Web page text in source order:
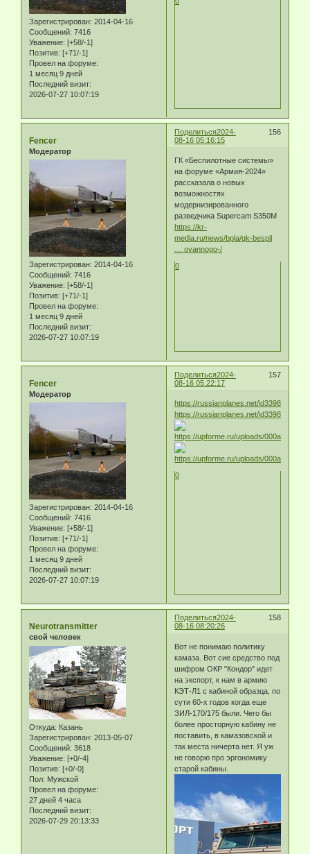
Зарегистрирован: 2014-04-16
Сообщений: 7416
Уважение: [+58/-1]
Позитив: [+71/-1]
Провел на форуме:
1 месяц 9 дней
Последний визит:
2026-07-27 10:07:19
Поделиться 156
2024-
08-16 05:16:15
Fencer
Модератор
Зарегистрирован: 2014-04-16
Сообщений: 7416
Уважение: [+58/-1]
Позитив: [+71/-1]
Провел на форуме:
1 месяц 9 дней
Последний визит:
2026-07-27 10:07:19
ГК «Беспилотные системы»
на форуме «Армия-2024»
рассказала о новых
возможностях
модернизированного
разведчика Supercam S350M
https://kr-
media.ru/news/bpla/gk-bespil
… ovannogo-/
0
Поделиться 157
2024-
08-16 05:22:17
Fencer
Модератор
Зарегистрирован: 2014-04-16
Сообщений: 7416
Уважение: [+58/-1]
Позитив: [+71/-1]
Провел на форуме:
1 месяц 9 дней
Последний визит:
2026-07-27 10:07:19
https://russianplanes.net/id339817
https://russianplanes.net/id339818
0
Поделиться 158
2024-
08-16 08:20:26
Neurotransmitter
свой человек
Откуда: Казань
Зарегистрирован: 2013-05-07
Сообщений: 3618
Уважение: [+0/-4]
Позитив: [+0/-0]
Пол: Мужской
Провел на форуме:
27 дней 4 часа
Последний визит:
2026-07-29 20:13:33
Вот не понимаю политику
камаза. Вот сие средство под
шифром ОКР "Кондор" идет
на экспорт, к нам в армию
КЭТ-Л1 с кабиной образца, по
сути 60-х годов когда еще
ЗИЛ-170/175 были. Чего бы
более просторную кабину не
поставить, в камазовской и
так места ничерта нет. Я уж
не говорю про эргономику
старой кабины.